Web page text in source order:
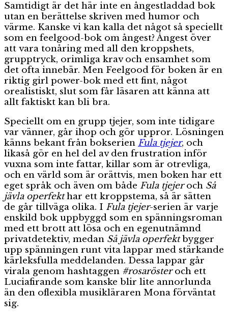
Samtidigt är det här inte en ångestladdad bok
utan en berättelse skriven med humor och
värme. Kanske vi kan kalla det något så speciellt
som en feelgood-bok om ångest? Ångest över
att vara tonåring med all den kroppshets,
grupptryck, orimliga krav och ensamhet som
det ofta innebär. Men Feelgood för boken är en
riktig girl power-bok med ett fint, något
orealistiskt, slut som får läsaren att känna att
allt faktiskt kan bli bra.
Speciellt om en grupp tjejer, som inte tidigare
var vänner, går ihop och gör uppror. Lösningen
känns bekant från bokserien Fula tjejer, och
likaså gör en hel del av den frustration inför
vuxna som inte fattar, killar som är otrevliga,
och en värld som är orättvis, men boken har ett
eget språk och även om både Fula tjejeroch Så
jävla operfekthar ett kroppstema, så är sätten
de går tillväga olika. I Fula tjejer-serien är varje
enskild bok uppbyggd som en spänningsroman
med ett brott att lösa och en egenutnämnd
privatdetektiv, medan Så jävla operfektbygger
upp spänningen runt vita lappar med stärkande
kärleksfulla meddelanden. Dessa lappar går
virala genom hashtaggen #rosarösteroch ett
Luciafirande som kanske blir lite annorlunda
än den oflexibla musikläraren Mona förväntat
sig.